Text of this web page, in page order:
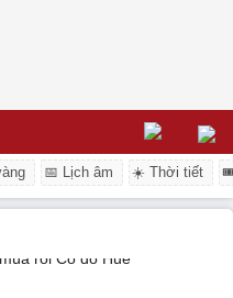
📅 Lịch âm ☀️ Thời tiết